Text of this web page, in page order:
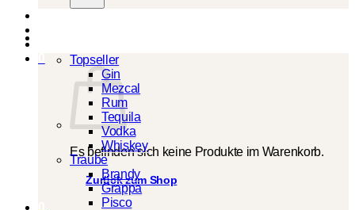
Es befinden sich keine Produkte im Warenkorb.
Zurück zum Shop
Topseller
Gin
Mezcal
Rum
Tequila
Vodka
Whiskey
Traube
Brandy
Grappa
Pisco